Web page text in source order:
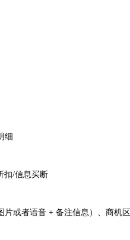
细
扣/信息买断
片或者语音+ 备注信息）、 商机